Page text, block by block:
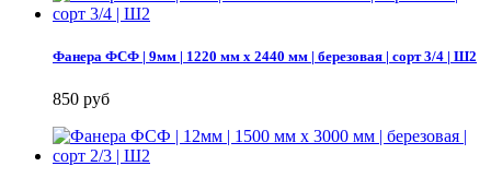
Фанера ФСФ | 9мм | 1220 мм х 2440 мм | березовая | сорт 3/4 | Ш2
850 руб